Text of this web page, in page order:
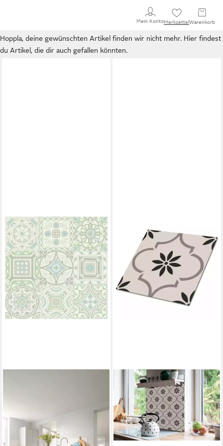
Mein KontoMerkzettel Warenkorb
Hoppla, deine gewünschten Artikel finden wir nicht mehr. Hier findest
du Artikel, die dir auch gefallen könnten.